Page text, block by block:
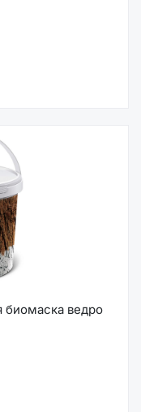
биомаска ведро